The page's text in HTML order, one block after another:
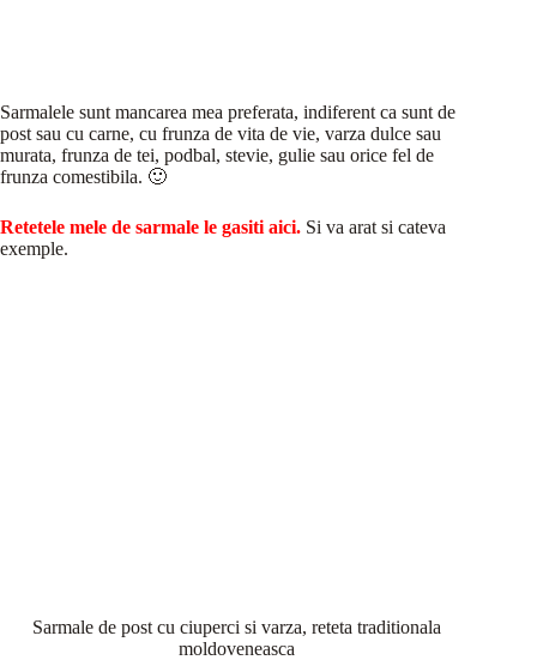
Sarmalele sunt mancarea mea preferata, indiferent ca sunt de
post sau cu carne, cu frunza de vita de vie, varza dulce sau
murata, frunza de tei, podbal, stevie, gulie sau orice fel de
frunza comestibila. 🙂
Retetele mele de sarmale le gasiti aici. Si va arat si cateva
exemple.
Sarmale de post cu ciuperci si varza, reteta traditionala
moldoveneasca